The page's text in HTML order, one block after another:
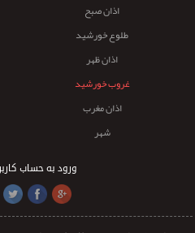
اذان صبح
طلوع خورشید
اذان ظهر
غروب خورشید
اذان مغرب
شهر
ورود به حساب